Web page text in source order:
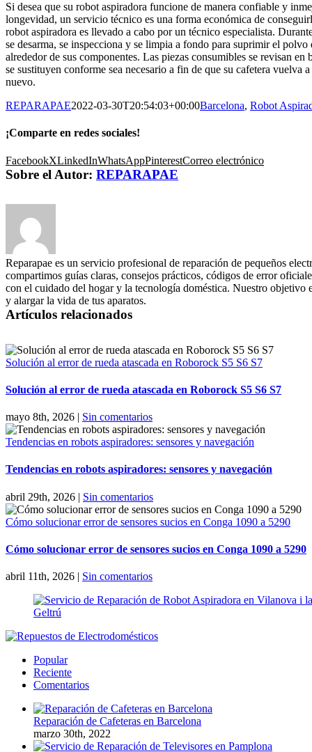
Si desea que su robot aspiradora funcione de manera confiable y
longevidad, un servicio técnico es una forma económica de
robot aspiradora es llevado a cabo por un técnico especialista.
se desarma, se inspecciona y se limpia a fondo para suprimir el polvo
alrededor de sus componentes. Las piezas consumibles se revisan en
se sustituyen conforme sea necesario a fin de que su cafetera vuelva
nuevo.
REPARAPAE2022-03-30T20:54:03+00:00Barcelona, Robot
¡Comparte en redes sociales!
FacebookXLinkedInWhatsAppPinterestCorreo electrónico
Sobre el Autor: REPARAPAE
Reparapae es un servicio profesional de reparación de pequeños
compartimos guías claras, consejos prácticos, códigos de error
con el cuidado del hogar y la tecnología doméstica. Nuestro objetivo
y alargar la vida de tus aparatos.
Artículos relacionados
Solución al error de rueda atascada en Roborock S5 S6 S7
Solución al error de rueda atascada en Roborock S5 S6 S7
mayo 8th, 2026 | Sin comentarios
Tendencias en robots aspiradores: sensores y navegación
Tendencias en robots aspiradores: sensores y navegación
abril 29th, 2026 | Sin comentarios
Cómo solucionar error de sensores sucios en Conga 1090 a 5290
Cómo solucionar error de sensores sucios en Conga 1090 a 5290
abril 11th, 2026 | Sin comentarios
Popular
Reciente
Comentarios
Reparación de Cafeteras en Barcelona
marzo 30th, 2022